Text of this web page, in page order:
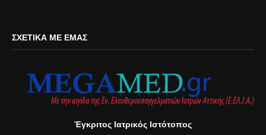
ΣΧΕΤΙΚΆ ΜΕ ΕΜΆΣ
Έγκριτος Ιατρικός Ιστότοπος